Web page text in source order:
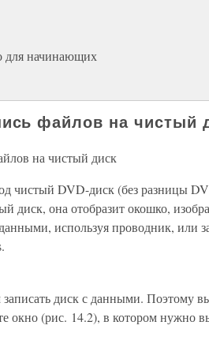
для начинающих
файлов на чистый
на чистый диск
чистый DVD-диск (без разницы
диск, она отобразит окошко,
используя проводник, или
диск с данными. Поэтому
окно (рис. 14.2), в котором нужно